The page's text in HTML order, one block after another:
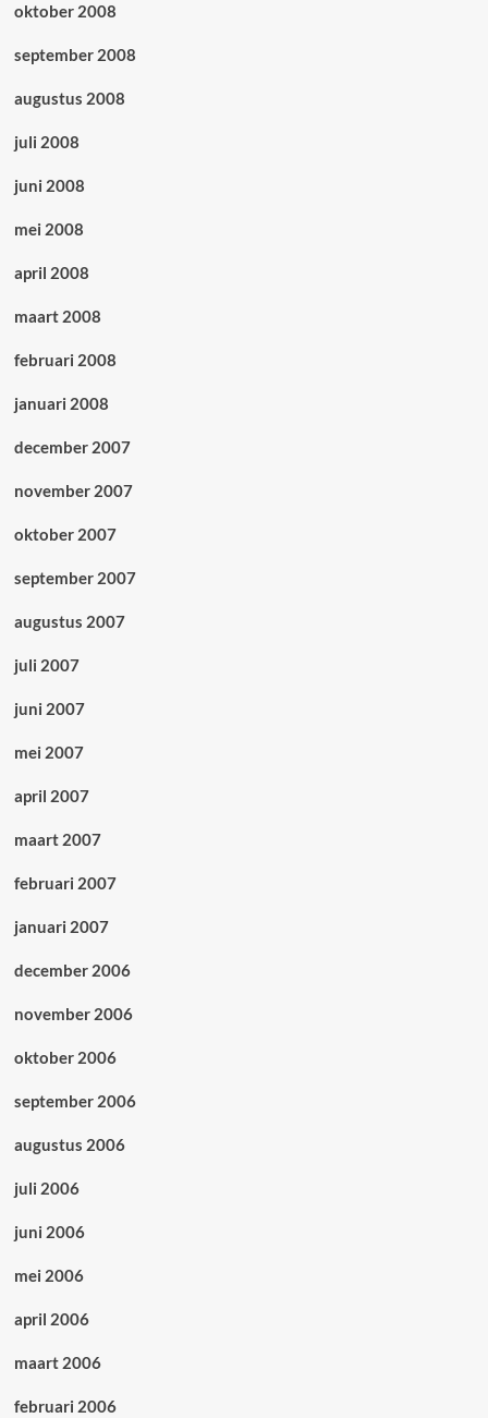
oktober 2008
september 2008
augustus 2008
juli 2008
juni 2008
mei 2008
april 2008
maart 2008
februari 2008
januari 2008
december 2007
november 2007
oktober 2007
september 2007
augustus 2007
juli 2007
juni 2007
mei 2007
april 2007
maart 2007
februari 2007
januari 2007
december 2006
november 2006
oktober 2006
september 2006
augustus 2006
juli 2006
juni 2006
mei 2006
april 2006
maart 2006
februari 2006